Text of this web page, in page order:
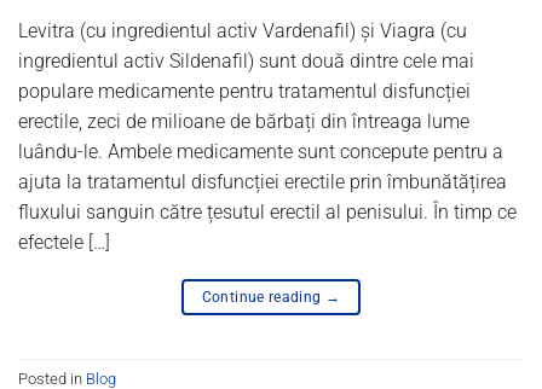
Levitra (cu ingredientul activ Vardenafil) și Viagra (cu
ingredientul activ Sildenafil) sunt două dintre cele mai
populare medicamente pentru tratamentul disfuncției
erectile, zeci de milioane de bărbați din întreaga lume
luându-le. Ambele medicamente sunt concepute pentru a
ajuta la tratamentul disfuncției erectile prin îmbunătățirea
fluxului sanguin către țesutul erectil al penisului. În timp ce
efectele […]
Continue reading →
Posted in Blog